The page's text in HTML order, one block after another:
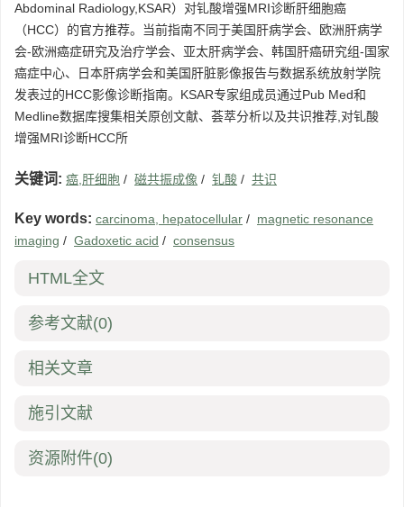
Abdominal Radiology,KSAR）对钆酸增强MRI诊断肝细胞癌
（HCC）的官方推荐。当前指南不同于美国肝病学会、欧洲肝病学
会-欧洲癌症研究及治疗学会、亚太肝病学会、韩国肝癌研究组-国家
癌症中心、日本肝病学会和美国肝脏影像报告与数据系统放射学院
发表过的HCC影像诊断指南。KSAR专家组成员通过Pub Med和
Medline数据库搜集相关原创文献、荟萃分析以及共识推荐,对钆酸
增强MRI诊断HCC所
关键词: 癌,肝细胞 / 磁共振成像 / 钆酸 / 共识
Key words: carcinoma, hepatocellular / magnetic resonance
imaging / Gadoxetic acid / consensus
HTML全文
参考文献(0)
相关文章
施引文献
资源附件(0)